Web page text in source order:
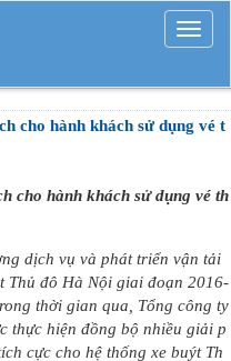
Mở
rộng
cho hành khách sử dụng vé t
cho hành khách sử dụng vé th
dịch vụ và phát triển vận tải
Thủ đô Hà Nội giai đoạn 2016-
thời gian qua, Tổng công ty
thực hiện đồng bộ nhiều giải p
cực cho hệ thống xe buýt Th